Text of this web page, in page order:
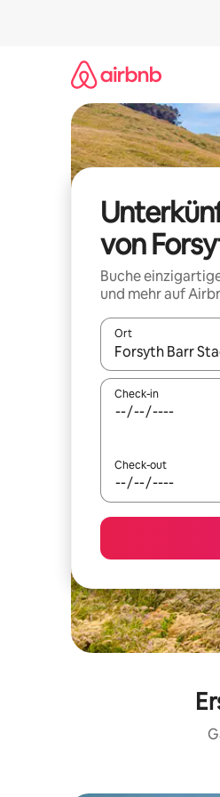
von
Buche
und mehr auf
Ort
Wenn
Check-in
Check-out